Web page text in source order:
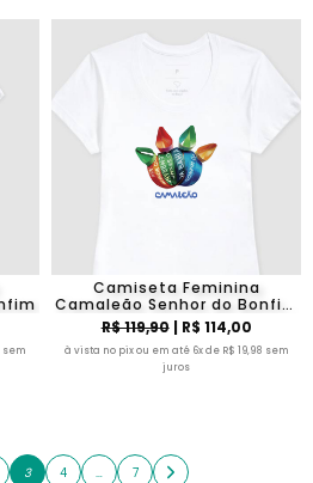
sem
Camiseta Feminina
Camaleão Senhor do Bonfim
Modelo 02
R$ 119,90| R$ 114,00
à vista no pix ou em até 6x de R$ 19,98 sem
juros
3 4 … 7